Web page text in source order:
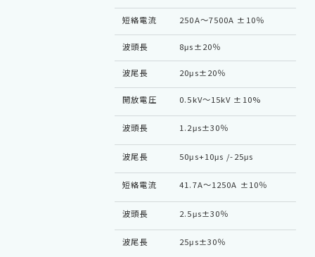
短絡電流 250A～7500A ±10％
波頭長 8μs±20％
波尾長 20μs±20％
開放電圧 0.5kV～15kV ±10%
波頭長 1.2μs±30％
波尾長 50μs+10μs /-25μs
短絡電流 41.7A～1250A ±10％
波頭長 2.5μs±30％
波尾長 25μs±30％